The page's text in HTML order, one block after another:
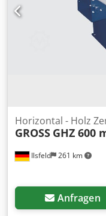
kW Codpjuqc Ezefx
Maschinengewicht
wurde ein Jahr 2002
umgerüstet Modell
Ilsfeld 261 km
Horizontal - Holz
GROSS GHZ 600
Anfragen